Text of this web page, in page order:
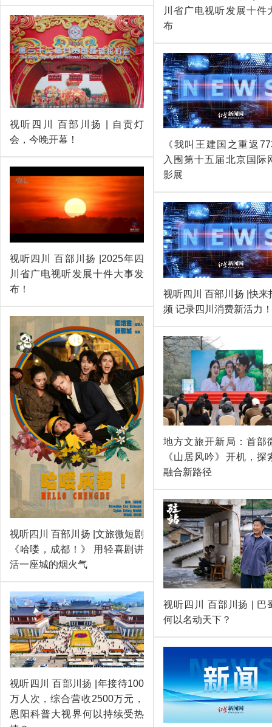
视听四川 百部川扬 | 自贡灯
会，今晚开幕！
视听四川 百部川扬 |2025年四
川省广电视听发展十件大事发
布！
视听四川 百部川扬 |文旅微短剧
《哈喽，成都！》 用轻喜剧讲
活一座城的烟火气
视听四川 百部川扬 |年接待100
万人次，综合营收2500万元，
恩阳科普大视界何以持续受热
川省广电视听发展十件
布
《我叫王建国之重返
入围第十五届北京国际
影展
视听四川 百部川扬 |快来
频 记录四川消费新活力！
地方文旅开新局：首部
《山居风吟》开机，探
融合新路径
视听四川 百部川扬 | 巴
何以名动天下？